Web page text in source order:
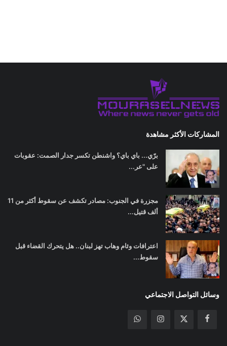
المشاركات الأكثر مشاهدة
برّي... باي باي؟ واشنطن تكسر جدار الصمت: عقوبات
على "عر...
مجزرة في الجنوب: مصادر تكشف عن سقوط أكثر من 11
ألف قتيل...
اعترافات وئام وهاب تهز لبنان.. هل يتحرك القضاء قبل
سقوط...
وسائل التواصل الاجتماعي